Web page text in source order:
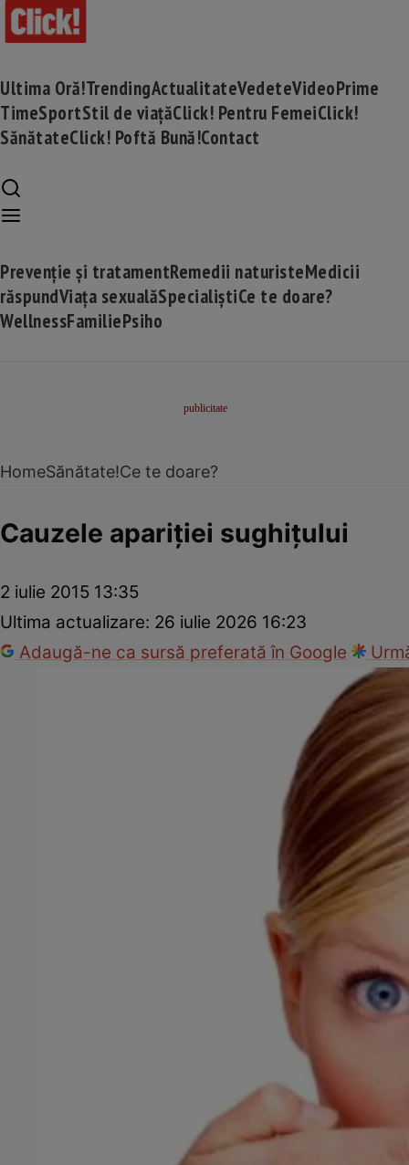
Ultima Oră!TrendingActualitateVedeteVideoPrime
TimeSportStil de viațăClick! Pentru FemeiClick!
SănătateClick! Poftă Bună!Contact
Prevenție și tratamentRemedii naturisteMedicii
răspundViața sexualăSpecialiștiCe te doare?
WellnessFamiliePsiho
HomeSănătate!Ce te doare?
Cauzele apariţiei sughiţului
2 iulie 2015 13:35
Ultima actualizare: 26 iulie 2026 16:23
Adaugă-ne ca sursă preferată în Google